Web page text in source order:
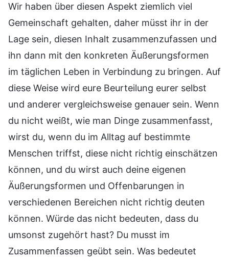
Wir haben über diesen Aspekt ziemlich viel
Gemeinschaft gehalten, daher müsst ihr in der
Lage sein, diesen Inhalt zusammenzufassen und
ihn dann mit den konkreten Äußerungsformen
im täglichen Leben in Verbindung zu bringen. Auf
diese Weise wird eure Beurteilung eurer selbst
und anderer vergleichsweise genauer sein. Wenn
du nicht weißt, wie man Dinge zusammenfasst,
wirst du, wenn du im Alltag auf bestimmte
Menschen triffst, diese nicht richtig einschätzen
können, und du wirst auch deine eigenen
Äußerungsformen und Offenbarungen in
verschiedenen Bereichen nicht richtig deuten
können. Würde das nicht bedeuten, dass du
umsonst zugehört hast? Du musst im
Zusammenfassen geübt sein. Was bedeutet